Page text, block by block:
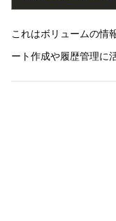
これはボリュームの情
ート作成や履歴管理に